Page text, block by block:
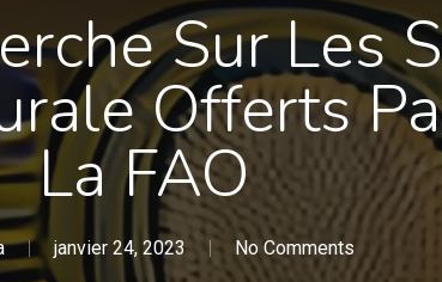
Sur Les
Offerts
La FAO
janvier 24, 2023 No Comments